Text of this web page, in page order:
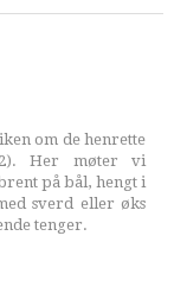
om de henrette
Her møter vi
på bål, hengt i
sverd eller øks
tenger.